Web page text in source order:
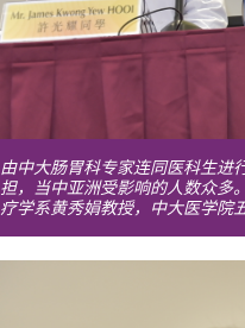
由中大肠胃科专家连同医科生进
担，当中亚洲受影响的人数众多
疗学系黄秀娟教授，中大医学院